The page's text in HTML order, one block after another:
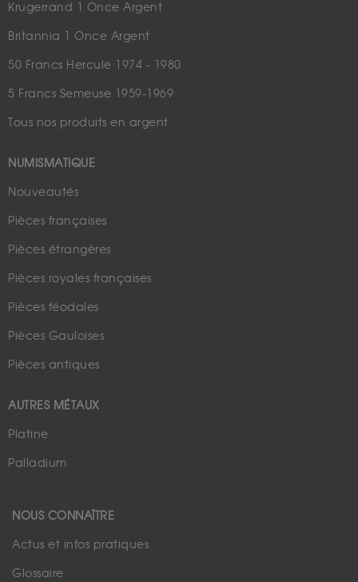
Krugerrand 1 Once Argent
Britannia 1 Once Argent
50 Francs Hercule 1974 - 1980
5 Francs Semeuse 1959-1969
Tous nos produits en argent
NUMISMATIQUE
Nouveautés
Pièces françaises
Pièces étrangères
Pièces royales françaises
Pièces féodales
Pièces Gauloises
Pièces antiques
AUTRES MÉTAUX
Platine
Palladium
NOUS CONNAÎTRE
Actus et infos pratiques
Glossaire